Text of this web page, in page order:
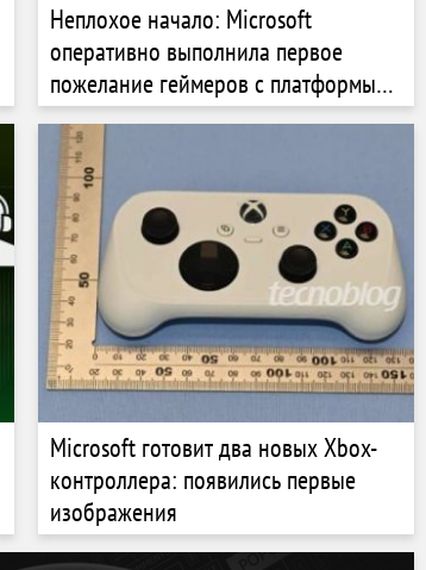
Неплохое начало: Microsoft
оперативно выполнила первое
пожелание геймеров с платформы
XBOX Player Voice
Microsoft готовит два новых Xbox-
контроллера: появились первые
изображения